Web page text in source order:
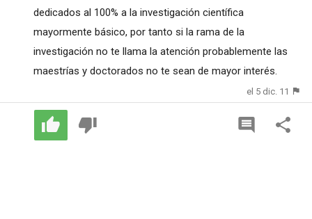
dedicados al 100% a la investigación científica
mayormente básico, por tanto si la rama de la
investigación no te llama la atención probablemente las
maestrías y doctorados no te sean de mayor interés.
el 5 dic. 11